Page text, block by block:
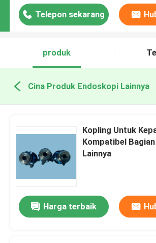
Telepon sekarang
produk
Cina Produk Endoskopi Lainnya
Kopling Untuk
Kompatibel
Lainnya
Harga terbaik